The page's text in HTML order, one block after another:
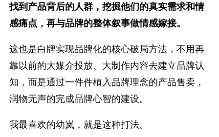
找到产品背后的人群，挖掘他们的真实需求和情
感痛点，再与品牌的整体叙事做情感嫁接。
这也是白牌实现品牌化的核心破局方法，不用再
靠以前的大媒介投放、大制作内容去建立品牌认
知，而是通过一件件植入品牌理念的产品售卖，
润物无声的完成品牌心智的建设。
我最喜欢的幼岚，就是这种打法。